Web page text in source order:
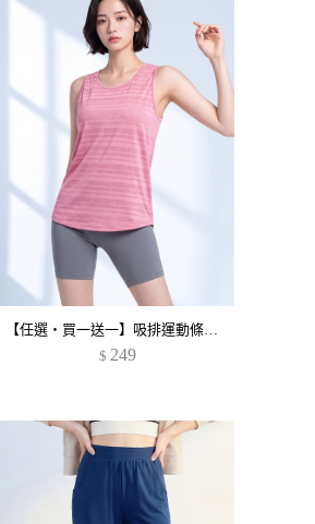
【任選‧買一送一】吸排運動條紋背心
$ 249